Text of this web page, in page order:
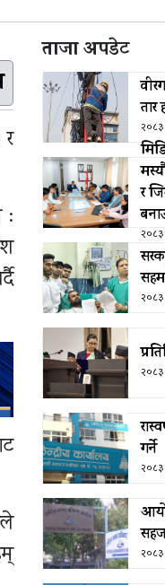
:
ताजा अपडेट
तार
२०८३
र
२०८३
२०८३
२०८३
गर्ने
२०८३
२०८३